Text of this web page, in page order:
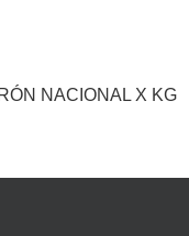
NACIONAL X KG